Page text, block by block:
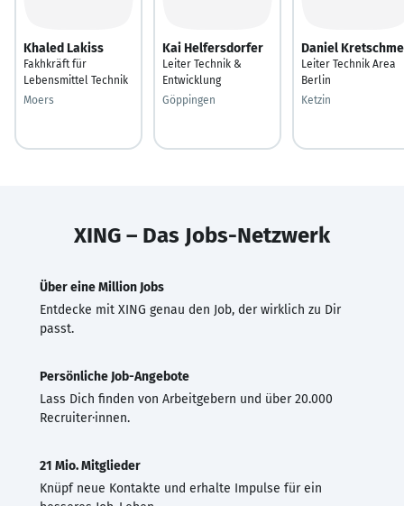
Khaled Lakiss
Fakhkräft für
Lebensmittel Technik
Moers
Kai Helfersdorfer
Leiter Technik &
Entwicklung
Göppingen
Daniel
Leiter Technik Area
Berlin
Ketzin
XING – Das Jobs-Netzwerk
Über eine Million Jobs
Entdecke mit XING genau den Job, der wirklich zu Dir
passt.
Persönliche Job-Angebote
Lass Dich finden von Arbeitgebern und über 20.000
Recruiter·innen.
21 Mio. Mitglieder
Knüpf neue Kontakte und erhalte Impulse für ein